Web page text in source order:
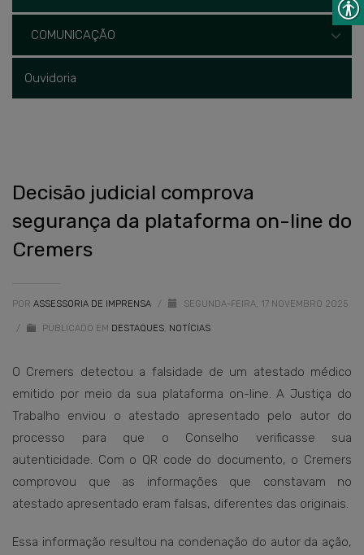
COMUNICAÇÃO
Ouvidoria
Decisão judicial comprova
segurança da plataforma on-line do
Cremers
POR ASSESSORIA DE IMPRENSA / SEGUNDA-FEIRA, 17 NOVEMBRO 2025
/ PUBLICADO EM DESTAQUES, NOTÍCIAS
O Cremers detectou a falsidade de um atestado médico
emitido por meio da sua plataforma on-line. A Justiça do
Trabalho enviou o atestado apresentado pelo autor do
processo para que o Conselho verificasse sua
autenticidade. Com o QR code do documento, o Cremers
comprovou que as informações que constavam no
atestado apresentado eram falsas, diferentes das originais.
Essa informação resultou na condenação do autor da ação,